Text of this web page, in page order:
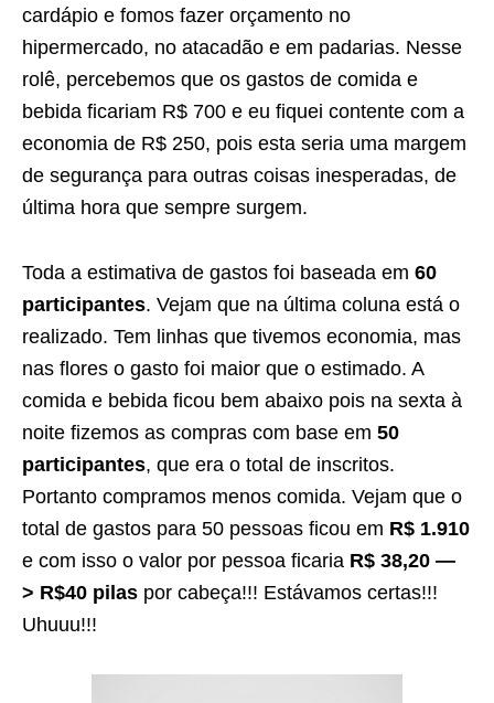
cardápio e fomos fazer orçamento no
hipermercado, no atacadão e em padarias. Nesse
rolê, percebemos que os gastos de comida e
bebida ficariam R$ 700 e eu fiquei contente com a
economia de R$ 250, pois esta seria uma margem
de segurança para outras coisas inesperadas, de
última hora que sempre surgem.
Toda a estimativa de gastos foi baseada em 60
participantes. Vejam que na última coluna está o
realizado. Tem linhas que tivemos economia, mas
nas flores o gasto foi maior que o estimado. A
comida e bebida ficou bem abaixo pois na sexta à
noite fizemos as compras com base em 50
participantes, que era o total de inscritos.
Portanto compramos menos comida. Vejam que o
total de gastos para 50 pessoas ficou em R$ 1.910
e com isso o valor por pessoa ficaria R$ 38,20 —
> R$40 pilas por cabeça!!! Estávamos certas!!!
Uhuuu!!!